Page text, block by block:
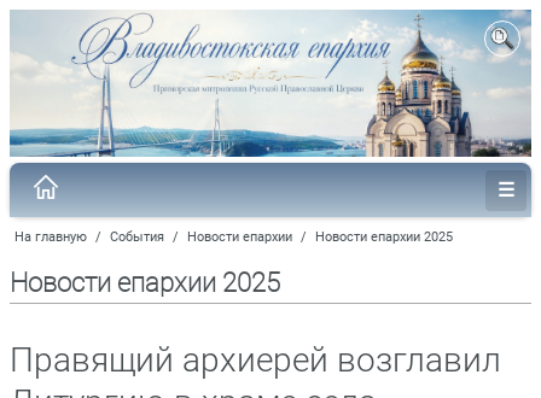
На главную / События / Новости епархии / Новости епархии 2025
Новости епархии 2025
Правящий архиерей возглавил